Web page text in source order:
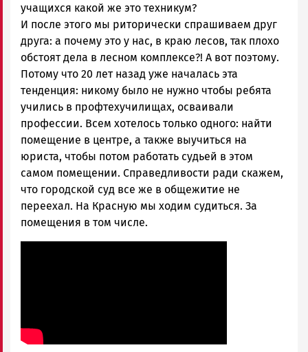
учащихся какой же это техникум?
И после этого мы риторически спрашиваем друг
друга: а почему это у нас, в краю лесов, так плохо
обстоят дела в лесном комплексе?! А вот поэтому.
Потому что 20 лет назад уже началась эта
тенденция: никому было не нужно чтобы ребята
учились в профтехучилищах, осваивали
профессии. Всем хотелось только одного: найти
помещение в центре, а также выучиться на
юриста, чтобы потом работать судьей в этом
самом помещении. Справедливости ради скажем,
что городской суд все же в общежитие не
переехал. На Красную мы ходим судиться. За
помещения в том числе.